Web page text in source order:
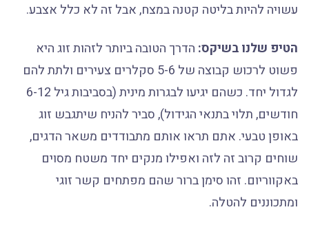
עשויה להיות בליטה קטנה במצח, אבל זה לא כלל אצבע.
הטיפ שלנו בשיקס:הדרך הטובה ביותר לזהות זוג היא
פשוט לרכוש קבוצה של 5-6 סקלרים צעירים ולתת להם
לגדול יחד. כשהם יגיעו לבגרות מינית (בסביבות גיל 6-12
חודשים, תלוי בתנאי הגידול), סביר להניח שיתגבש זוג
באופן טבעי. אתם תראו אותם מתבודדים משאר הדגים,
שוחים קרוב זה לזה ואפילו מנקים יחד משטח מסוים
באקווריום. זהו סימן ברור שהם מפתחים קשר זוגי
ומתכוננים להטלה.